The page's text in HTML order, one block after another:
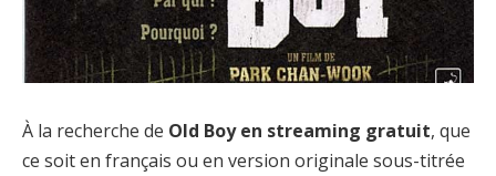
À la recherche de Old Boy en streaming gratuit, que
ce soit en français ou en version originale sous-titrée